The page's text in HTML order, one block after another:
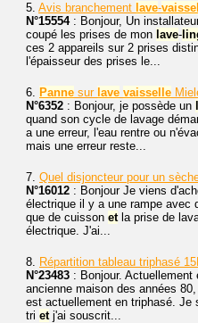
5. Avis branchement lave-
N°15554: Bonjour, Un
coupé les prises de mon lave-
ces 2 appareils sur 2 prises
l'épaisseur des prises le...
6. Panne sur lave vaisselle
N°6352 : Bonjour, je possède un
quand son cycle de lavage
a une erreur, l'eau rentre ou
mais une erreur reste...
7. Quel disjoncteur pour un
N°16012 : Bonjour Je viens
électrique il y a une rampe avec
que de cuisson etla prise de
électrique. J'ai...
8. Répartition tableau triphasé
N°23483 : Bonjour.
ancienne maison des années
est actuellement en triphasé. Je
tri etj'ai souscrit...